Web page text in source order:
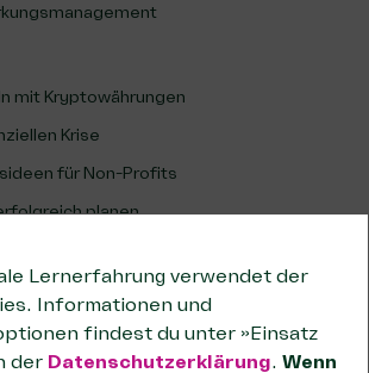
Lernerfahrung verwendet der
Informationen und
findest du unter »Einsatz
der Datenschutzerklärung. Wenn
mit Kryptowährungen
Krise
für Non-Profits
planen
planen
Geschäftsbetrieb